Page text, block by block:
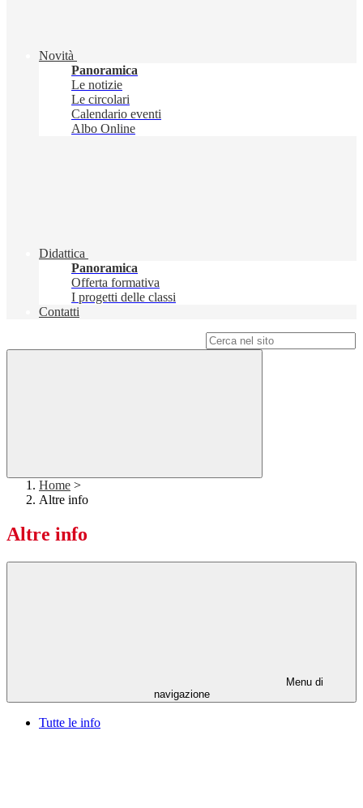
Novità
Panoramica
Le notizie
Le circolari
Calendario eventi
Albo Online
Didattica
Panoramica
Offerta formativa
I progetti delle classi
Contatti
Home >
Altre info
Altre info
Menu di
navigazione
Tutte le info